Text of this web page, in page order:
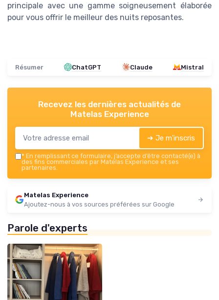
principale avec une gamme soigneusement élaborée
pour vous offrir le meilleur des nuits reposantes.
Résumer ChatGPT Claude Mistral
Recevez les dernières actualités de
Matelas Experience
➔ Je m'inscris
* En remplissant ce formulaire, j’accepte d’être contacté(e) à
des fins commerciales par Matelas Experience et ses
partenaires.
Matelas Experience
Ajoutez-nous à vos sources préférées sur Google
Parole d'experts